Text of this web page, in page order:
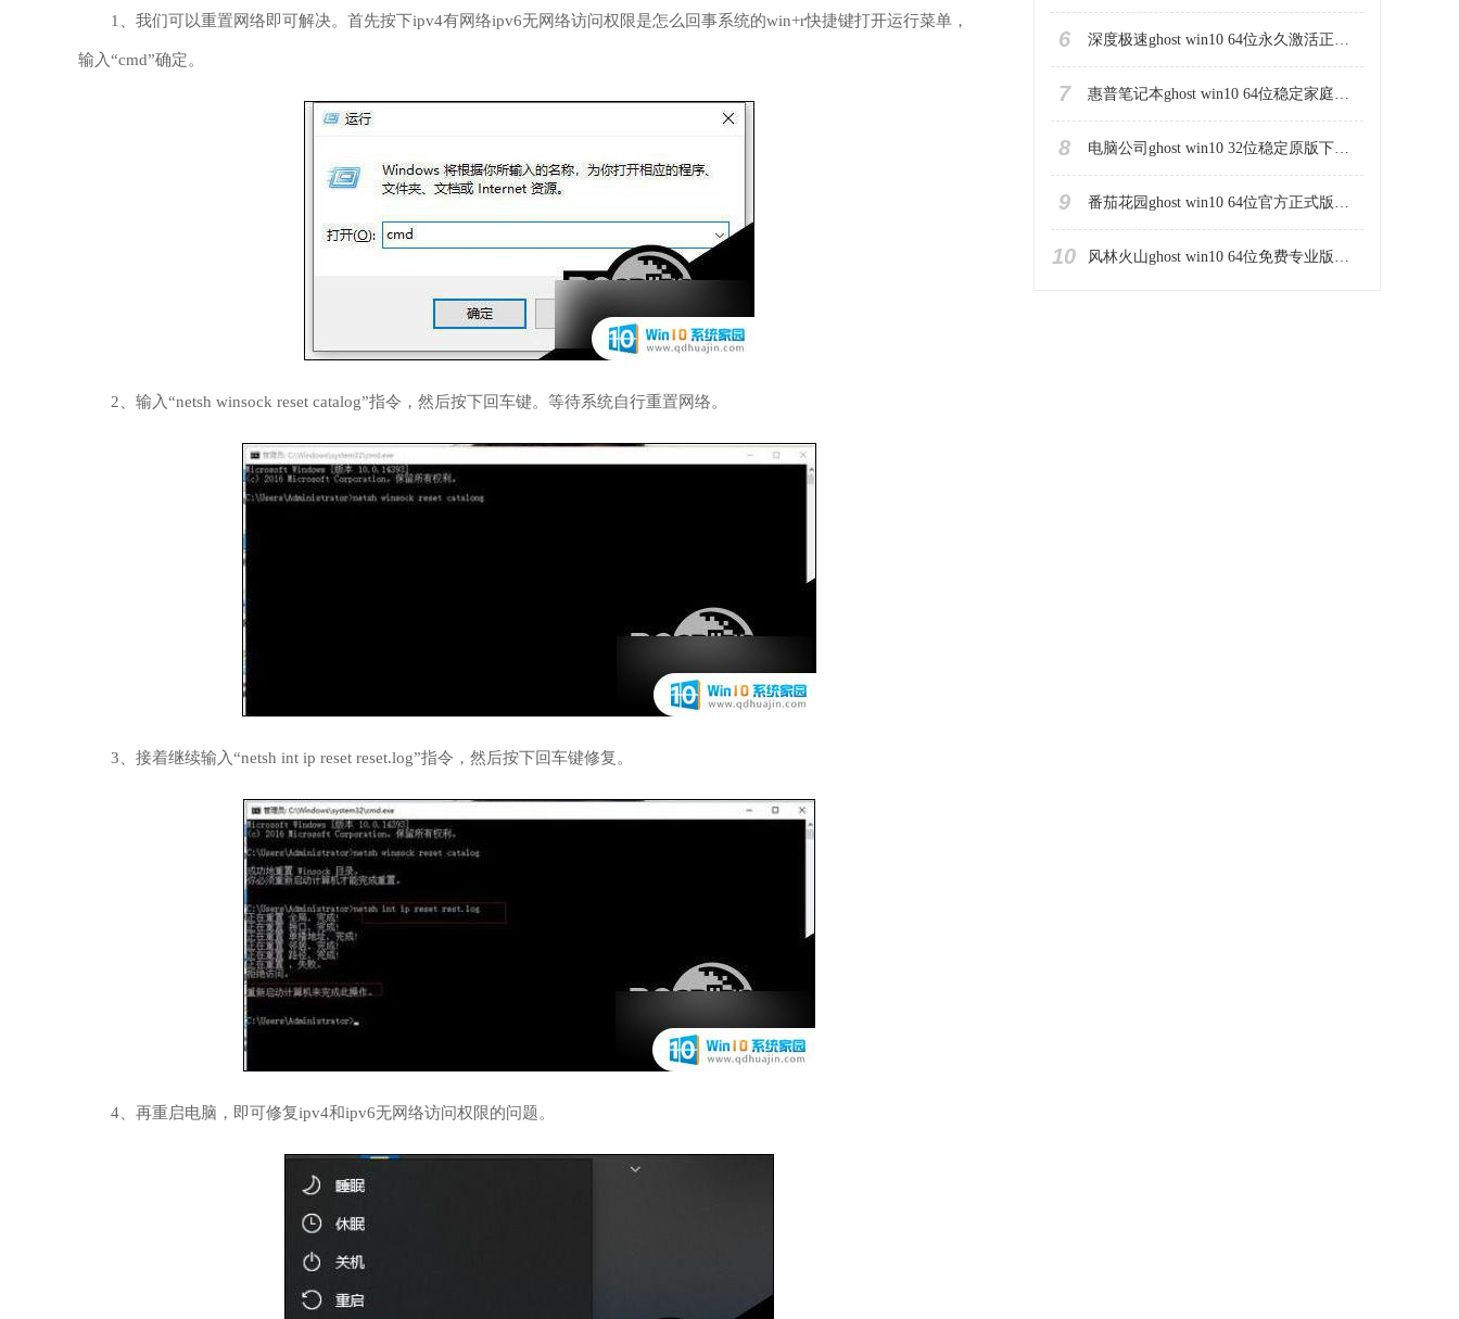
1、我们可以重置网络即可解决。首先按下ipv4有网络ipv6无网络访问权限是怎么回事系统的win+r快捷键打开运行菜单，
输入“cmd”确定。
2、输入“netsh winsock reset catalog”指令，然后按下回车键。等待系统自行重置网络。
3、接着继续输入“netsh int ip reset reset.log”指令，然后按下回车键修复。
4、再重启电脑，即可修复ipv4和ipv6无网络访问权限的问题。
6 深度极速ghost win10 64位永久激活正式版下载v2023.04
7 惠普笔记本ghost win10 64位稳定家庭版下载v2023.04
8 电脑公司ghost win10 32位稳定原版下载v2023.04
9 番茄花园ghost win10 64位官方正式版下载v2023.04
10 风林火山ghost win10 64位免费专业版下载v2023.04